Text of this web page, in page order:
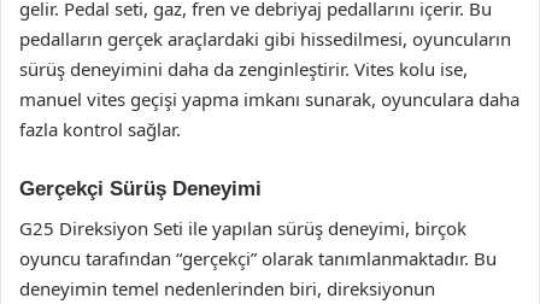
gelir. Pedal seti, gaz, fren ve debriyaj pedallarını içerir. Bu
pedalların gerçek araçlardaki gibi hissedilmesi, oyuncuların
sürüş deneyimini daha da zenginleştirir. Vites kolu ise,
manuel vites geçişi yapma imkanı sunarak, oyunculara daha
fazla kontrol sağlar.
Gerçekçi Sürüş Deneyimi
G25 Direksiyon Seti ile yapılan sürüş deneyimi, birçok
oyuncu tarafından “gerçekçi” olarak tanımlanmaktadır. Bu
deneyimin temel nedenlerinden biri, direksiyonun